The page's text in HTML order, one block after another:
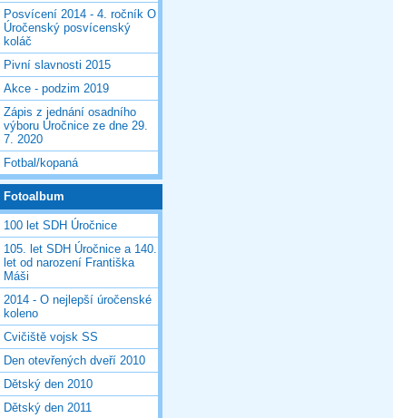
Posvícení 2014 - 4. ročník O
Úročenský posvícenský
koláč
Pivní slavnosti 2015
Akce - podzim 2019
Zápis z jednání osadního
výboru Úročnice ze dne 29.
7. 2020
Fotbal/kopaná
Fotoalbum
100 let SDH Úročnice
105. let SDH Úročnice a 140.
let od narození Františka
Máši
2014 - O nejlepší úročenské
koleno
Cvičiště vojsk SS
Den otevřených dveří 2010
Dětský den 2010
Dětský den 2011